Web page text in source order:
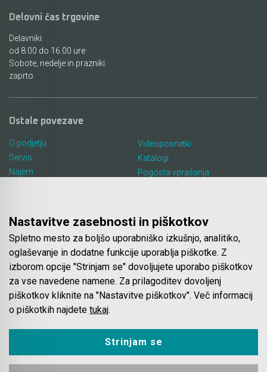
Delovni čas trgovine
Delavniki:
od 8.00 do 16.00 ure
Sobote, nedelje in prazniki:
zaprto
Ostale povezave
O podjetju
Servis
Najem
Videoposnetki
Katalogi
Pogosta vprašanja
Spletna trgovina
Pogoji poslovanja
Plačila
Odstop od nakupa
Dostava
Nastavitve zasebnosti in piškotkov
Spletno mesto za boljšo uporabniško izkušnjo, analitiko,
oglaševanje in dodatne funkcije uporablja piškotke. Z
izborom opcije "Strinjam se" dovoljujete uporabo piškotkov
za vse navedene namene. Za prilagoditev dovoljenj
piškotkov kliknite na "Nastavitve piškotkov". Več informacij
o piškotkih najdete tukaj.
Strinjam se